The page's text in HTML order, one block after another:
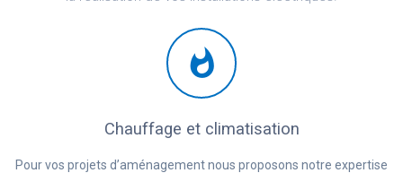
Chauffage et climatisation
Pour vos projets d’aménagement nous proposons notre expertise